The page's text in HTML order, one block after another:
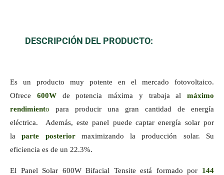
DESCRIPCIÓN DEL PRODUCTO:
Es un producto muy potente en el mercado fotovoltaico.
Ofrece
600W de potencia máxima y trabaja al
máximo
rendimiento para producir una gran cantidad de energía
eléctrica. Además, este panel puede captar energía solar por
la
parte posterior
maximizando la producción solar. Su
eficiencia es de un 22.3%.
El Panel Solar 600W Bifacial Tensite está formado por
144